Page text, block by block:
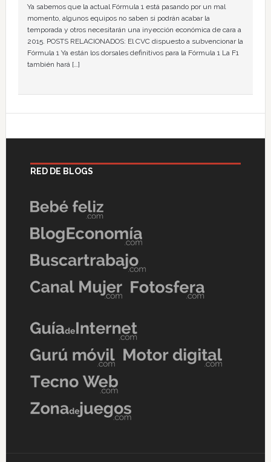
Ya sabemos que la actual Fórmula 1 está pasando por un mal
momento, algunos equipos no saben si podrán acabar la
temporada y otros necesitarán una inyección económica de cara a
2015. POSTS RELACIONADOS: El CVC dispuesto a subvencionar la
Fórmula 1 Ya están los dorsales definitivos para la Fórmula 1 La F1
también hará […]
RED DE BLOGS